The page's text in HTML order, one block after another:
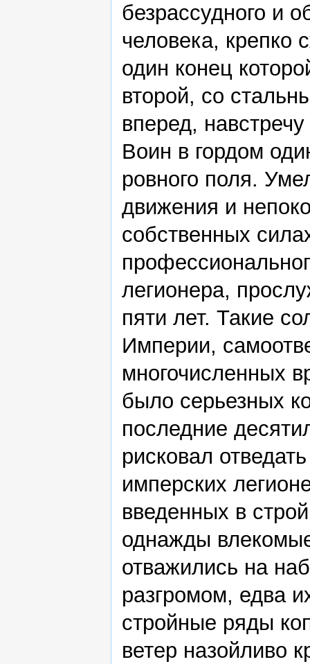
безрассудного и
человека, крепко
один конец
второй, со
вперед,
Воин в гордом
ровного поля.
движения и
собственных
легионера,
пяти лет. Такие
Империи,
многочисленных
было серьезных
последние
рисковал
имперских
введенных в
однажды
отважились на
разгромом, едва
стройные ряды
ветер назойливо